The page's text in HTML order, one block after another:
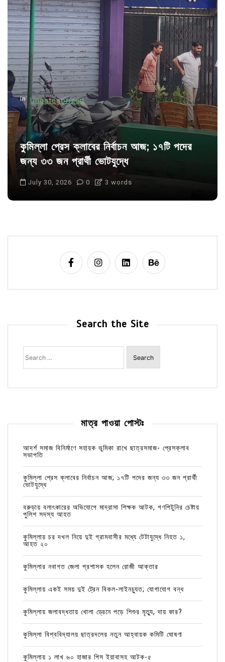
g
a
t
i
o
n
In Uncategorized
কুমিল্লা প্রেস ক্লাবের নির্বাচন আজ; ১৭টি পদের
জন্য ৩৩ জন প্রার্থী ভোটযুদ্ধে
July 30, 2026 0 3 words
Search the Site
Search
for:
মাত্র পাওয়া পোস্টঃ
আদর্শ সমাজ বিনির্মাণে সহায়ক ভুমিকা রাখে ছাত্রসমাজ- প্রেসক্লাব
সভাপতি
কুমিল্লা প্রেস ক্লাবের নির্বাচন আজ; ১৭টি পদের জন্য ৩৩ জন প্রার্থী
ভোটযুদ্ধে
বরুড়ায় বলাৎকারের অভিযোগে মাদ্রাসা শিক্ষক আটক, গণপিটুনির চেষ্টায়
পুলিশ সদস্য আহত
কুমিল্লায় চর দখল নিয়ে দুই গ্রামবাসীর মধ্যে টেটাযুদ্ধে নিহত ১,
আহত ২০
কুমিল্লার নবাগত জেলা প্রশাসক হলেন রোজী আক্তার
কুমিল্লায় একই সময় দুই ট্রেন বিকল-লাইনচ্যুত; যোগাযোগ বন্ধ
কুমিল্লায় জলাবদ্ধতায় খোলা ড্রেনে পড়ে শিশুর মৃত্যু, দায় কার?
কুমিল্লা বিশ্ববিদ্যালয় ছাত্রদলের নতুন আহ্বায়ক কমিটি ঘোষণা
কুমিল্লায় ১ লাখ ৬০ হাজার পিস ইয়াবাসহ আটক-৫